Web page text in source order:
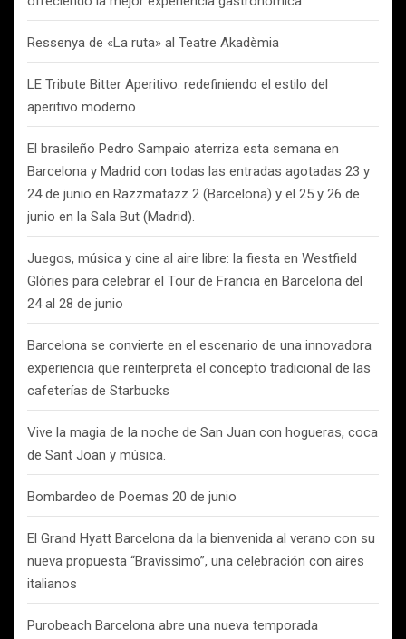
Ressenya de «La ruta» al Teatre Akadèmia
LE Tribute Bitter Aperitivo: redefiniendo el estilo del
aperitivo moderno
El brasileño Pedro Sampaio aterriza esta semana en
Barcelona y Madrid con todas las entradas agotadas 23 y
24 de junio en Razzmatazz 2 (Barcelona) y el 25 y 26 de
junio en la Sala But (Madrid).
Juegos, música y cine al aire libre: la fiesta en Westfield
Glòries para celebrar el Tour de Francia en Barcelona del
24 al 28 de junio
Barcelona se convierte en el escenario de una innovadora
experiencia que reinterpreta el concepto tradicional de las
cafeterías de Starbucks
Vive la magia de la noche de San Juan con hogueras, coca
de Sant Joan y música.
Bombardeo de Poemas 20 de junio
El Grand Hyatt Barcelona da la bienvenida al verano con su
nueva propuesta “Bravissimo”, una celebración con aires
italianos
Purobeach Barcelona abre una nueva temporada